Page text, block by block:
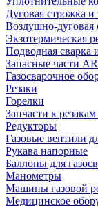
Дуговая строжка и
Воздушно-дуговая
Экзотермическая
Подводная сварка
Запасные части
Газосварочное
Резаки
Горелки
Запчасти к
Редукторы
Газовые вентили
Рукава напорные
Баллоны для
Манометры
Машины газовой
Медицинское